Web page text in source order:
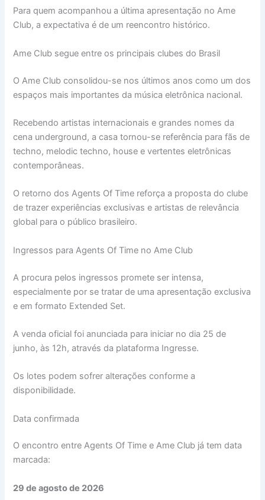
Para quem acompanhou a última apresentação no Ame
Club, a expectativa é de um reencontro histórico.
Ame Club segue entre os principais clubes do Brasil
O Ame Club consolidou-se nos últimos anos como um dos
espaços mais importantes da música eletrônica nacional.
Recebendo artistas internacionais e grandes nomes da
cena underground, a casa tornou-se referência para fãs de
techno, melodic techno, house e vertentes eletrônicas
contemporâneas.
O retorno dos Agents Of Time reforça a proposta do clube
de trazer experiências exclusivas e artistas de relevância
global para o público brasileiro.
Ingressos para Agents Of Time no Ame Club
A procura pelos ingressos promete ser intensa,
especialmente por se tratar de uma apresentação exclusiva
e em formato Extended Set.
A venda oficial foi anunciada para iniciar no dia 25 de
junho, às 12h, através da plataforma Ingresse.
Os lotes podem sofrer alterações conforme a
disponibilidade.
Data confirmada
O encontro entre Agents Of Time e Ame Club já tem data
marcada:
29 de agosto de 2026